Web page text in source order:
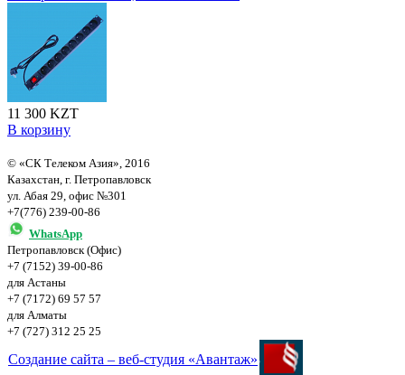
11 300 KZT
В корзину
© «СК Телеком Азия», 2016
Казахстан, г. Петропавловск
ул. Абая 29, офис №301
+7(776) 239-00-86
WhatsApp
Петропавловск (Офис)
+7 (7152) 39-00-86
для Астаны
+7 (7172) 69 57 57
для Алматы
+7 (727) 312 25 25
Создание сайта – веб-студия «Авантаж»